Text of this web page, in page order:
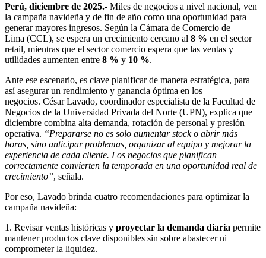
Perú, diciembre de 2025.- Miles de negocios a nivel nacional, ven
la campaña navideña y de fin de año como una oportunidad para
generar mayores ingresos. Según la Cámara de Comercio de
Lima (CCL), se espera un crecimiento cercano al 8 % en el sector
retail, mientras que el sector comercio espera que las ventas y
utilidades aumenten entre 8 % y 10 %.
Ante ese escenario, es clave planificar de manera estratégica, para
así asegurar un rendimiento y ganancia óptima en los
negocios. César Lavado, coordinador especialista de la Facultad de
Negocios de la Universidad Privada del Norte (UPN), explica que
diciembre combina alta demanda, rotación de personal y presión
operativa. “Prepararse no es solo aumentar stock o abrir más
horas, sino anticipar problemas, organizar al equipo y mejorar la
experiencia de cada cliente. Los negocios que planifican
correctamente convierten la temporada en una oportunidad real de
crecimiento”, señala.
Por eso, Lavado brinda cuatro recomendaciones para optimizar la
campaña navideña:
1. Revisar ventas históricas y proyectar la demanda diaria permite
mantener productos clave disponibles sin sobre abastecer ni
comprometer la liquidez.